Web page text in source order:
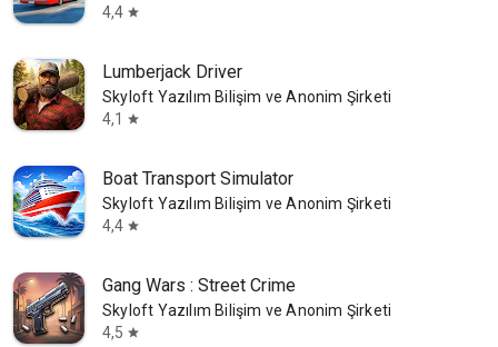
4,4 star
Lumberjack Driver
Skyloft Yazılım Bilişim ve Anonim Şirketi
4,1
star
Boat Transport Simulator
Skyloft Yazılım Bilişim ve Anonim Şirketi
4,4 star
Gang Wars : Street Crime
Skyloft Yazılım Bilişim ve Anonim Şirketi
4,5 star